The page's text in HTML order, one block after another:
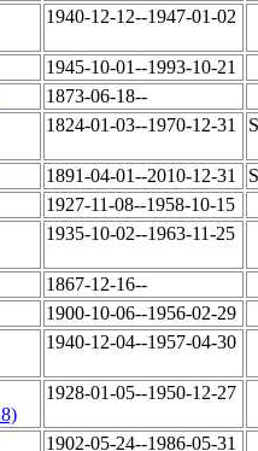
1940-12-12--1947-01-02
1945-10-01--1993-10-21
1873-06-18--
1824-01-03--1970-12-31
1891-04-01--2010-12-31
1927-11-08--1958-10-15
1935-10-02--1963-11-25
1867-12-16--
1900-10-06--1956-02-29
1940-12-04--1957-04-30
1928-01-05--1950-12-27
1902-05-24--1986-05-31